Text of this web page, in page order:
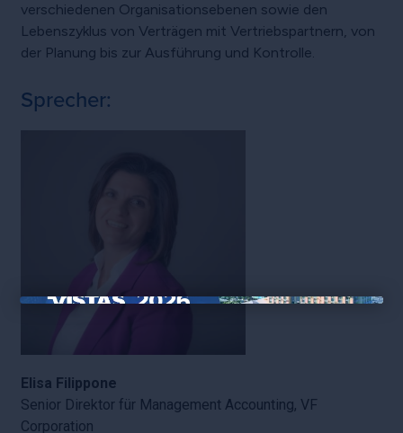
verschiedenen Organisationsebenen sowie den
Lebenszyklus von Verträgen mit Vertriebspartnern, von
der Planung bis zur Ausführung und Kontrolle.
Sprecher:
Elisa Filippone
Senior Direktor für Management Accounting, VF
Corporation